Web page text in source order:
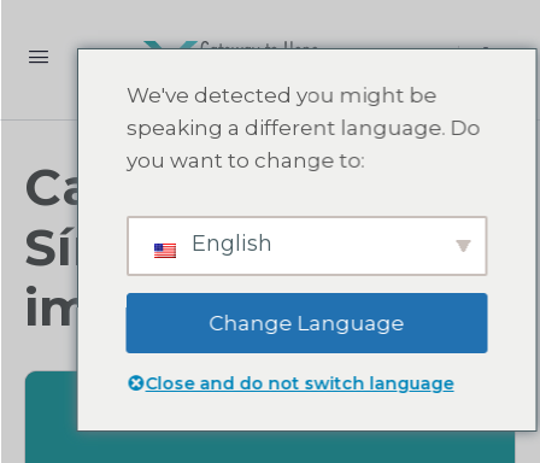
Categoría:
Síndrome del
impostor
We've detected you might be
speaking a different language. Do
you want to change to:
English
Change Language
Close and do not switch language